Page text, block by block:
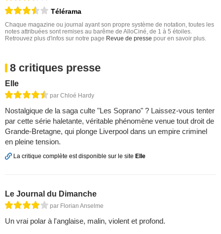
Télérama
Chaque magazine ou journal ayant son propre système de notation, toutes les
notes attribuées sont remises au barême de AlloCiné, de 1 à 5 étoiles.
Retrouvez plus d'infos sur notre page Revue de presse pour en savoir plus.
8 critiques presse
Elle
par Chloé Hardy
Nostalgique de la saga culte "Les Soprano" ? Laissez-vous tenter
par cette série haletante, véritable phénomène venue tout droit de
Grande-Bretagne, qui plonge Liverpool dans un empire criminel
en pleine tension.
La critique complète est disponible sur le site Elle
Le Journal du Dimanche
par Florian Anselme
Un vrai polar à l'anglaise, malin, violent et profond.